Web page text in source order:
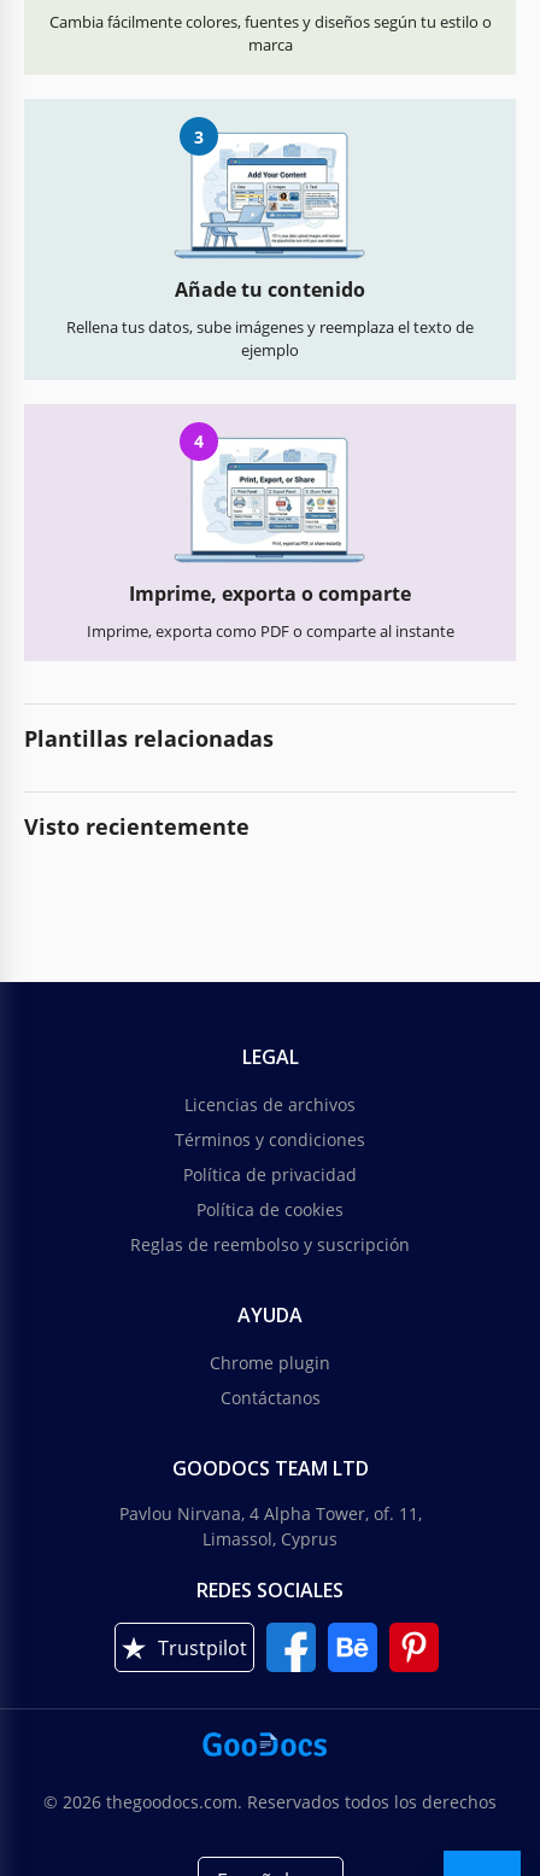
Cambia fácilmente colores, fuentes y diseños según tu estilo o
marca
3
Añade tu contenido
Rellena tus datos, sube imágenes y reemplaza el texto de
ejemplo
4
Imprime, exporta o comparte
Imprime, exporta como PDF o comparte al instante
Plantillas relacionadas
Visto recientemente
LEGAL
Licencias de archivos
Términos y condiciones
Política de privacidad
Política de cookies
Reglas de reembolso y suscripción
AYUDA
Chrome plugin
Contáctanos
GOODOCS TEAM LTD
Pavlou Nirvana, 4 Alpha Tower, of. 11,
Limassol, Cyprus
REDES SOCIALES
Trustpilot
© 2026 thegoodocs.com. Reservados todos los derechos